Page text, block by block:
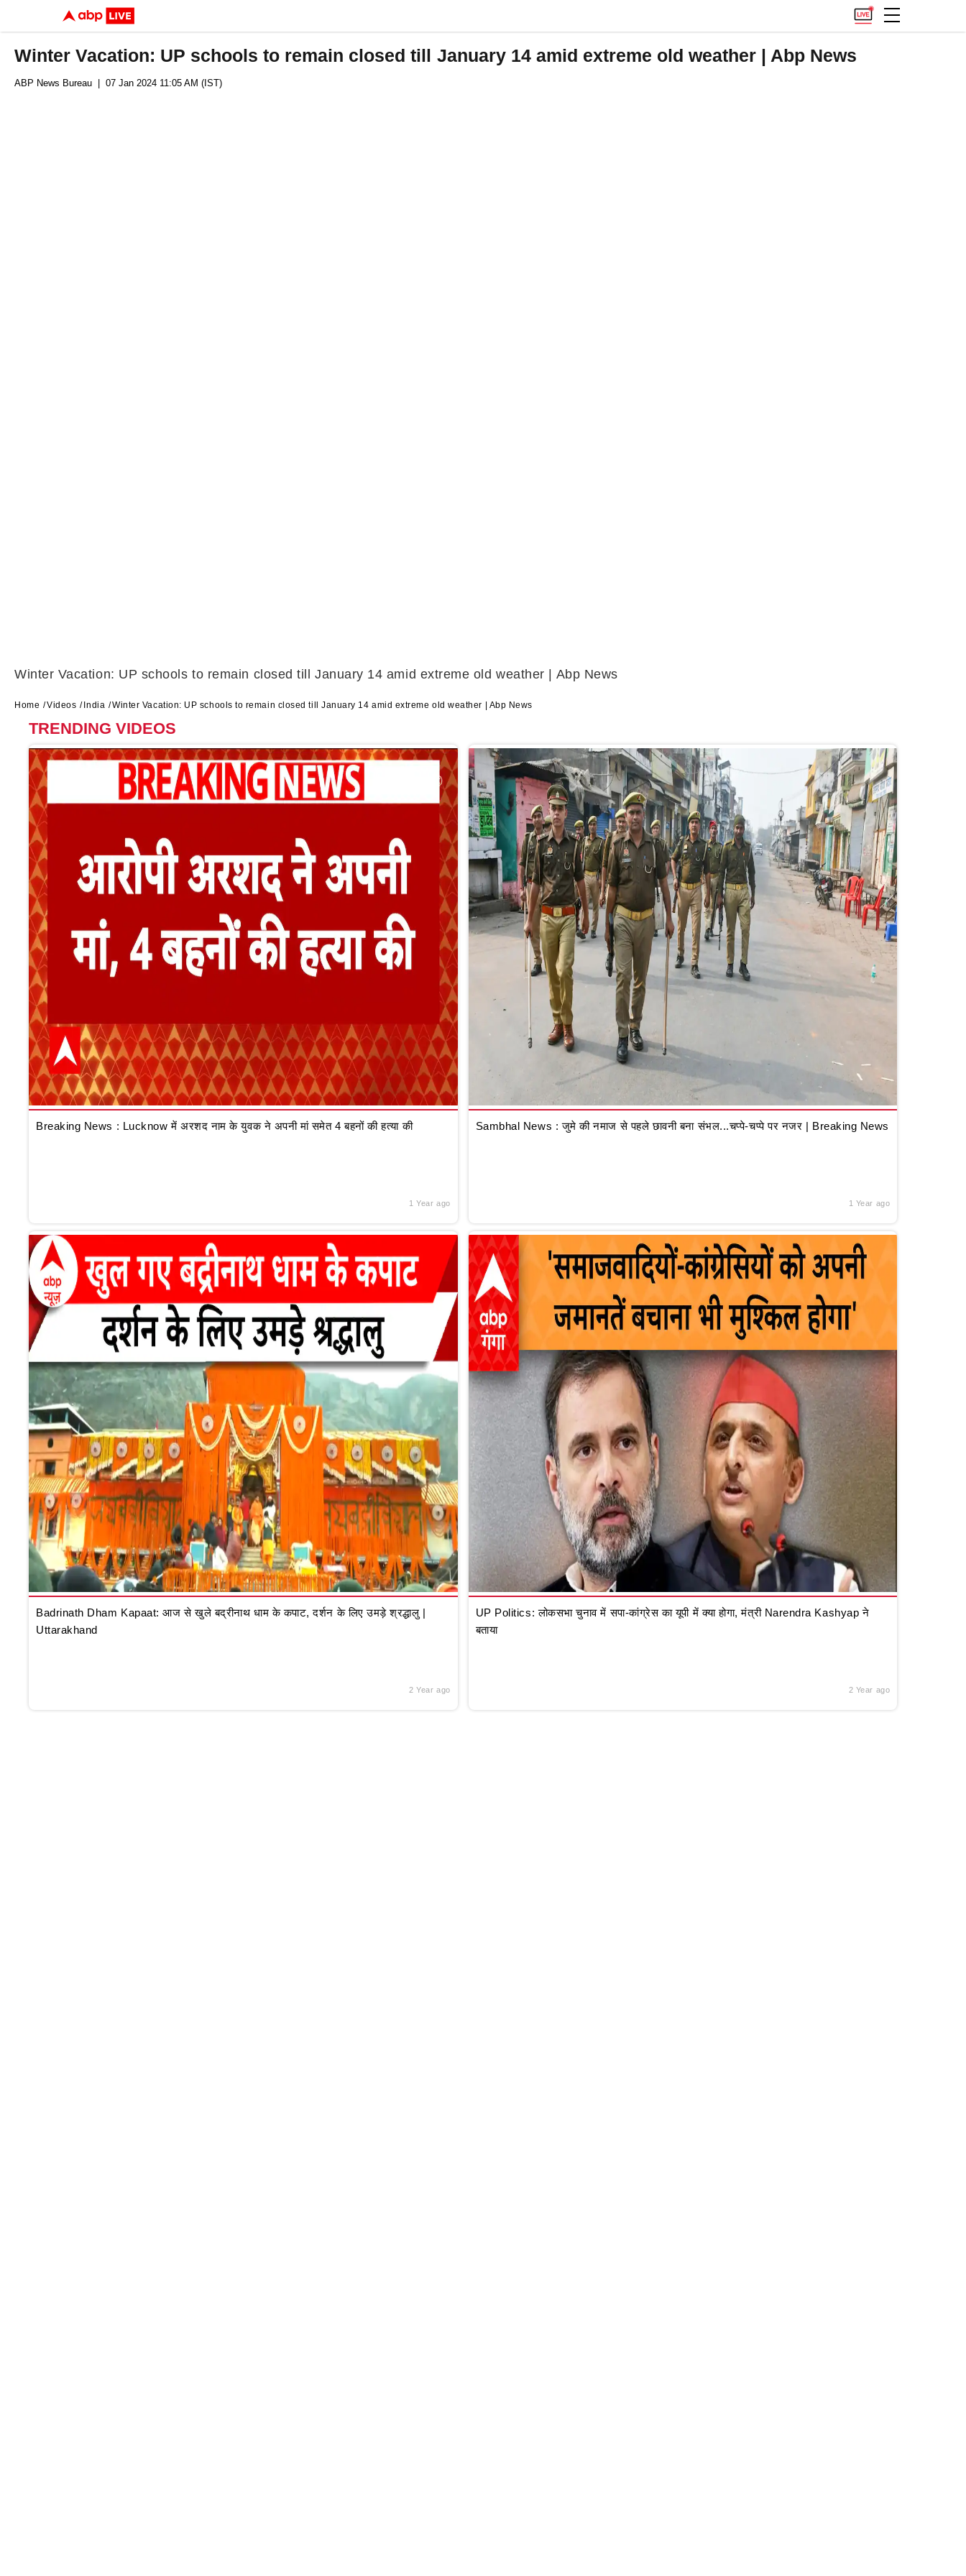
Winter Vacation: UP schools to remain closed till January 14 amid extreme old weather | Abp News
ABP News Bureau | 07 Jan 2024 11:05 AM (IST)
Winter Vacation: UP schools to remain closed till January 14 amid extreme old weather | Abp News
Home Videos India Winter Vacation: UP schools to remain closed till January 14 amid extreme old weather | Abp News
TRENDING VIDEOS
Breaking News : Lucknow में अरशद नाम के युवक ने अपनी मां समेत 4 बहनों की हत्या की
1 Year ago
Sambhal News : जुमे की नमाज से पहले छावनी बना संभल...चप्पे-चप्पे पर नजर | Breaking News
1 Year ago
Badrinath Dham Kapaat: आज से खुले बद्रीनाथ धाम के कपाट, दर्शन के लिए उमड़े श्रद्धालु |
Uttarakhand
2 Year ago
UP Politics: लोकसभा चुनाव में सपा-कांग्रेस का यूपी में क्या होगा, मंत्री Narendra Kashyap ने
बताया
2 Year ago